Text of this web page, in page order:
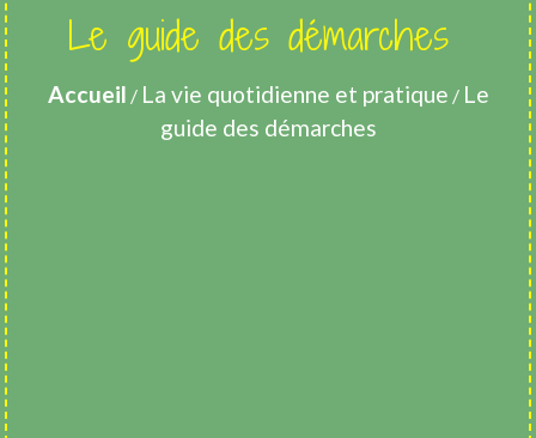
Le guide des démarches
Accueil / La vie quotidienne et pratique / Le
guide des démarches